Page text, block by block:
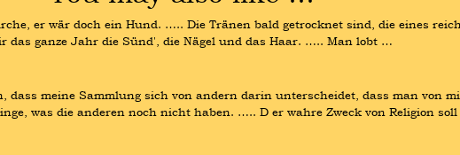
er wär doch ein Hund. ….. Die Tränen bald getrocknet sind, die eines
das ganze Jahr die Sünd', die Nägel und das Haar. ….. Man lobt …
meine Sammlung sich von andern darin unterscheidet, dass man von
was die anderen noch nicht haben. ….. D er wahre Zweck von Religion